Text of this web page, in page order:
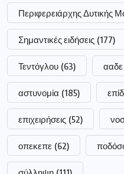
Περιφερειάρχης Δυτικής
Σημαντικές ειδήσεις (177)
Τεντόγλου (63) ααδε
αστυνομία (185)
επιχειρήσεις (52)
οπεκεπε (62)